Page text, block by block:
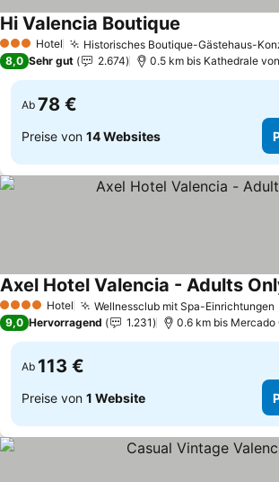
3 SterneHotel Historisches Boutique-Gästehaus-
Hi Valencia Boutique
8,0 Sehr gut 2.674 0.5 km bis Kathedrale
Ab 78 €
Preise von 14 Websites
4 Sterne Hotel Wellnessclub mit Spa-Einrichtungen
Axel Hotel Valencia - Adults
9,0 Hervorragend 1.231 0.6 km bis Mercado
Ab 113 €
Preise von 1 Website